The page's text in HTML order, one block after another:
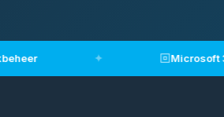
Microsoft 365